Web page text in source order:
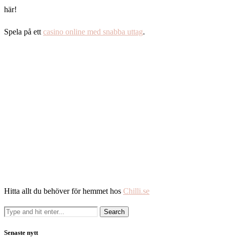
här!
Spela på ett casino online med snabba uttag.
Hitta allt du behöver för hemmet hos Chilli.se
Senaste nytt